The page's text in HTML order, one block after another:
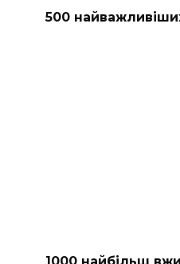
500
1000 найбільш